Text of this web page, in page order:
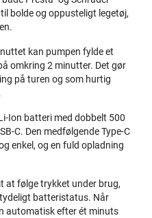
bolde og oppusteligt legetøj,
kan pumpen fylde et
omkring 2 minutter. Det gør
på turen og som hurtig
Ion batteri med dobbelt 500
C. Den medfølgende Type-C
enkel, og en fuld opladning
at følge trykket under brug,
batteristatus. Når
automatisk efter ét minuts